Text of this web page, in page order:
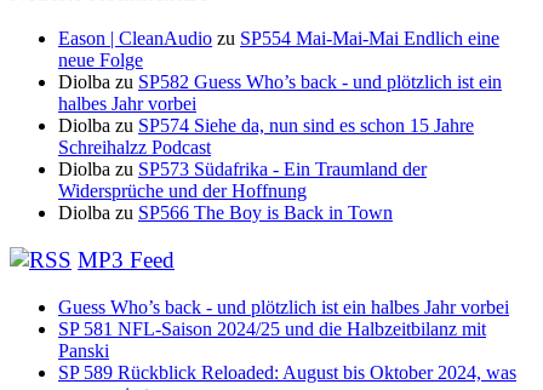
Eason | CleanAudio zu SP554 Mai-Mai-Mai Endlich eine
neue Folge
Diolba zu SP582 Guess Who’s back - und plötzlich ist ein
halbes Jahr vorbei
Diolba zu SP574 Siehe da, nun sind es schon 15 Jahre
Schreihalzz Podcast
Diolba zu SP573 Südafrika - Ein Traumland der
Widersprüche und der Hoffnung
Diolba zu SP566 The Boy is Back in Town
MP3 Feed
Guess Who’s back - und plötzlich ist ein halbes Jahr vorbei
SP 581 NFL-Saison 2024/25 und die Halbzeitbilanz mit
Panski
SP 589 Rückblick Reloaded: August bis Oktober 2024, was